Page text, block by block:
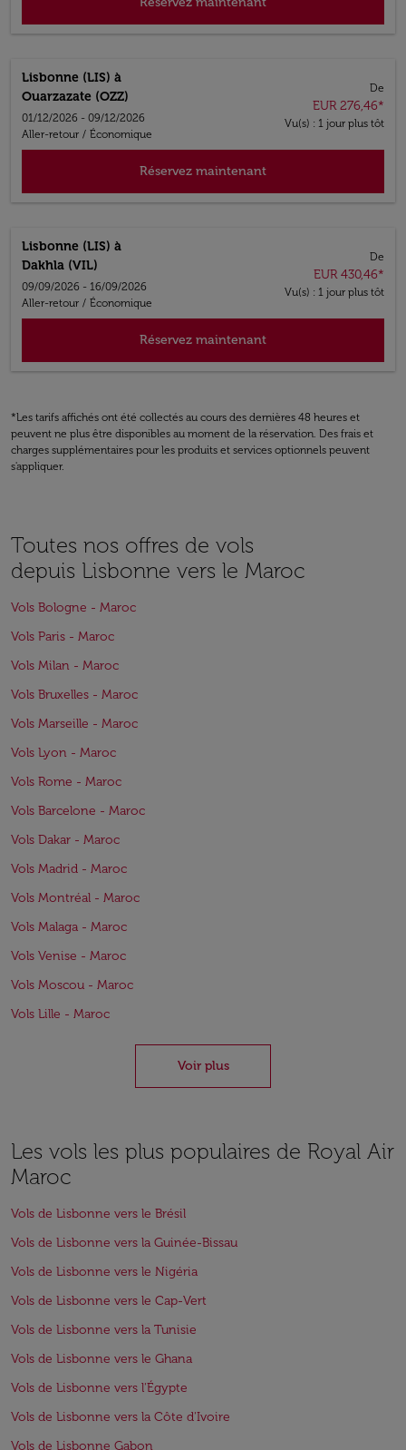
Lisbonne (LIS) à
Ouarzazate (OZZ)
01/12/2026 - 09/12/2026
Aller-retour / Économique
De
EUR 276,46*
Vu(s) : 1 jour plus tôt
Réservez maintenant
Lisbonne (LIS) à
Dakhla (VIL)
09/09/2026 - 16/09/2026
Aller-retour / Économique
De
EUR 430,46*
Vu(s) : 1 jour plus tôt
Réservez maintenant
*Les tarifs affichés ont été collectés au cours des dernières 48 heures et
peuvent ne plus être disponibles au moment de la réservation. Des frais et
charges supplémentaires pour les produits et services optionnels peuvent
s'appliquer.
Toutes nos offres de vols
depuis Lisbonne vers le Maroc
Vols Bologne - Maroc
Vols Paris - Maroc
Vols Milan - Maroc
Vols Bruxelles - Maroc
Vols Marseille - Maroc
Vols Lyon - Maroc
Vols Rome - Maroc
Vols Barcelone - Maroc
Vols Dakar - Maroc
Vols Madrid - Maroc
Vols Montréal - Maroc
Vols Malaga - Maroc
Vols Venise - Maroc
Vols Moscou - Maroc
Vols Lille - Maroc
Voir plus
Les vols les plus populaires de Royal Air
Maroc
Vols de Lisbonne vers le Brésil
Vols de Lisbonne vers la Guinée-Bissau
Vols de Lisbonne vers le Nigéria
Vols de Lisbonne vers le Cap-Vert
Vols de Lisbonne vers la Tunisie
Vols de Lisbonne vers le Ghana
Vols de Lisbonne vers l'Égypte
Vols de Lisbonne vers la Côte d'Ivoire
Vols de Lisbonne Gabon